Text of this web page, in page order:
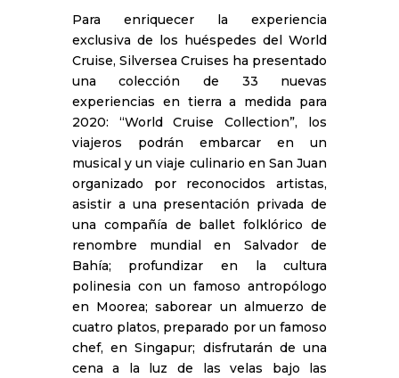
Para enriquecer la experiencia
exclusiva de los huéspedes del World
Cruise, Silversea Cruises ha presentado
una colección de 33 nuevas
experiencias en tierra a medida para
2020: “World Cruise Collection”, los
viajeros podrán embarcar en un
musical y un viaje culinario en San Juan
organizado por reconocidos artistas,
asistir a una presentación privada de
una compañía de ballet folklórico de
renombre mundial en Salvador de
Bahía; profundizar en la cultura
polinesia con un famoso antropólogo
en Moorea; saborear un almuerzo de
cuatro platos, preparado por un famoso
chef, en Singapur; disfrutarán de una
cena a la luz de las velas bajo las